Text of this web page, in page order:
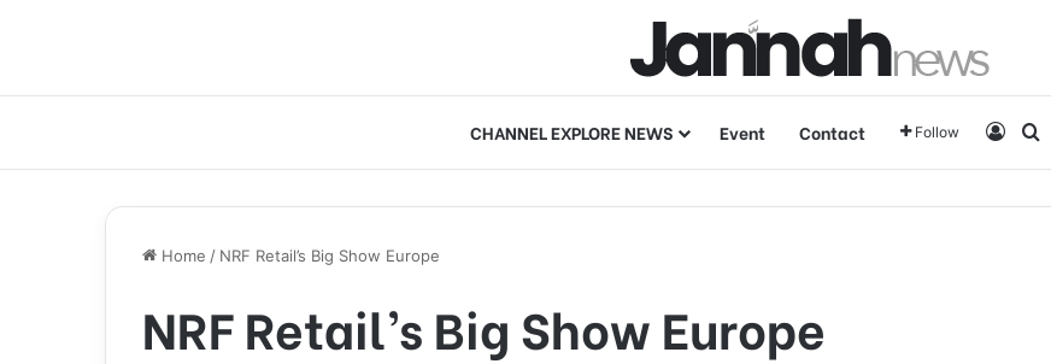
CHANNEL EXPLORE NEWS Event Contact Follow Log In
Home / NRF Retail’s Big Show Europe
NRF Retail’s Big Show Europe